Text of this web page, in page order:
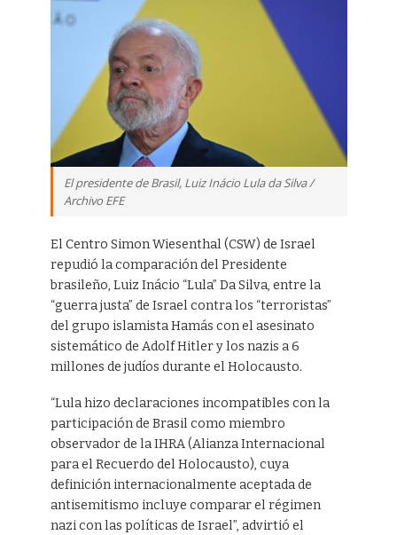
El presidente de Brasil, Luiz Inácio Lula da Silva /
Archivo EFE
El Centro Simon Wiesenthal (CSW) de Israel
repudió la comparación del Presidente
brasileño, Luiz Inácio “Lula” Da Silva, entre la
“guerra justa” de Israel contra los “terroristas”
del grupo islamista Hamás con el asesinato
sistemático de Adolf Hitler y los nazis a 6
millones de judíos durante el Holocausto.
“Lula hizo declaraciones incompatibles con la
participación de Brasil como miembro
observador de la IHRA (Alianza Internacional
para el Recuerdo del Holocausto), cuya
definición internacionalmente aceptada de
antisemitismo incluye comparar el régimen
nazi con las políticas de Israel”, advirtió el